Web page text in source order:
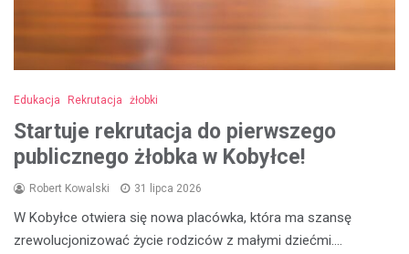
Edukacja Rekrutacja żłobki
Startuje rekrutacja do pierwszego
publicznego żłobka w Kobyłce!
Robert Kowalski 31 lipca 2026
W Kobyłce otwiera się nowa placówka, która ma szansę
zrewolucjonizować życie rodziców z małymi dziećmi.…